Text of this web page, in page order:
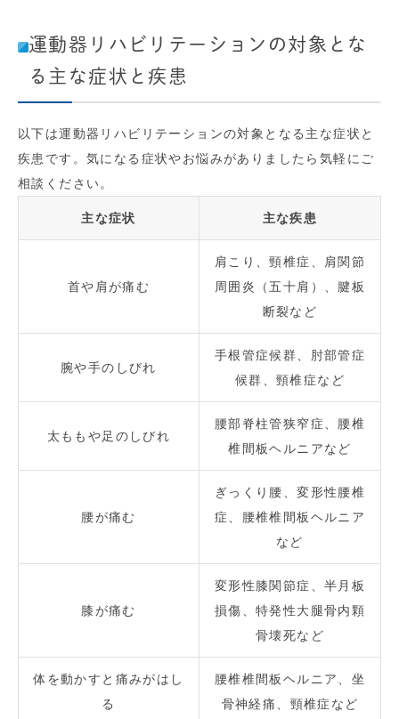
運動器リハビリテーションの対象とな
る主な症状と疾患
以下は運動器リハビリテーションの対象となる主な症状と
疾患です。気になる症状やお悩みがありましたら気軽にご
相談ください。
主な症状 主な疾患
首や肩が痛む
肩こり、頸椎症、肩関節
周囲炎（五十肩）、腱板
断裂など
腕や手のしびれ
手根管症候群、肘部管症
候群、頸椎症など
太ももや足のしびれ
腰部脊柱管狭窄症、腰椎
椎間板ヘルニアなど
腰が痛む
ぎっくり腰、変形性腰椎
症、腰椎椎間板ヘルニア
など
膝が痛む
変形性膝関節症、半月板
損傷、特発性大腿骨内顆
骨壊死など
体を動かすと痛みがはし
る
腰椎椎間板ヘルニア、坐
骨神経痛、頸椎症など